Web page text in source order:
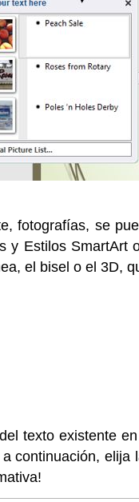
fotografías, se
y Estilos SmartArt
el bisel o el 3D,
texto existente
continuación,